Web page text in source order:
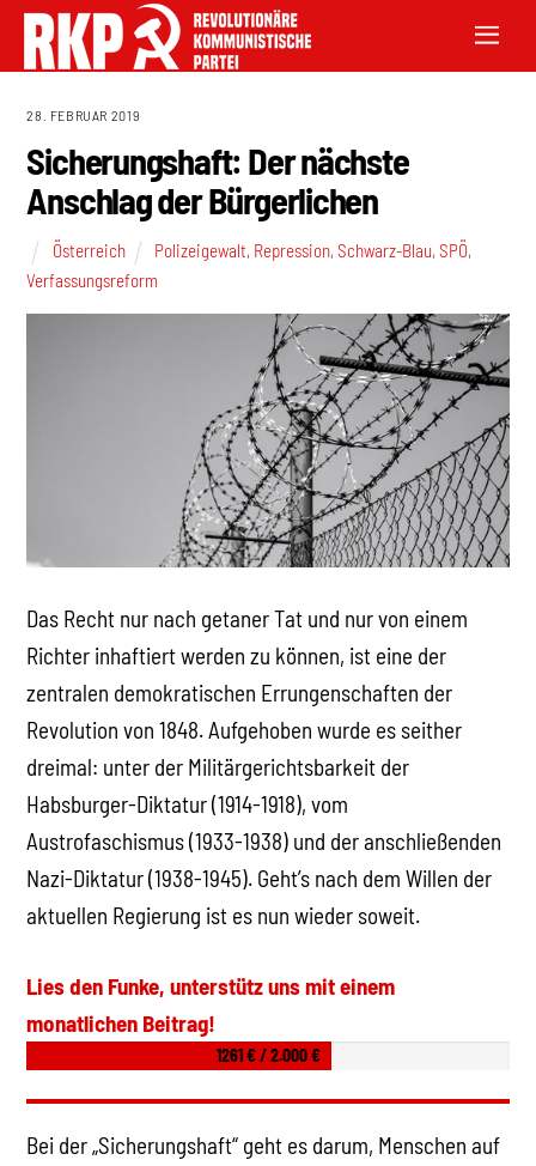
28. FEBRUAR 2019
Sicherungshaft: Der nächste
Anschlag der Bürgerlichen
Österreich Polizeigewalt, Repression,Schwarz-Blau,SPÖ,
Verfassungsreform
Das Recht nur nach getaner Tat und nur von einem
Richter inhaftiert werden zu können, ist eine der
zentralen demokratischen Errungenschaften der
Revolution von 1848. Aufgehoben wurde es seither
dreimal: unter der Militärgerichtsbarkeit der
Habsburger-Diktatur (1914-1918), vom
Austrofaschismus (1933-1938) und der anschließenden
Nazi-Diktatur (1938-1945). Geht’s nach dem Willen der
aktuellen Regierung ist es nun wieder soweit.
Lies den Funke, unterstütz uns mit einem
monatlichen Beitrag!
1261 € / 2.000 €
Bei der „Sicherungshaft“ geht es darum, Menschen auf